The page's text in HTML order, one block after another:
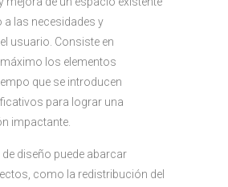
a las necesidades y
usuario. Consiste en
los elementos
que se introducen
para lograr una
impactante.
de diseño puede abarcar
como la redistribución del